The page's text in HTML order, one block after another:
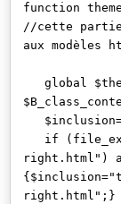
function
//cette
aux modèles
global
if
right.html")
right.html";}